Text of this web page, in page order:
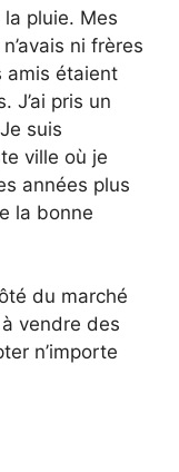
pluie. Mes
ni frères
amis étaient
J’ai pris un
suis
ville où je
années plus
la bonne
du marché
vendre des
n’importe